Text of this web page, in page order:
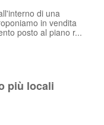
di una
in vendita
posto al piano r...
più locali